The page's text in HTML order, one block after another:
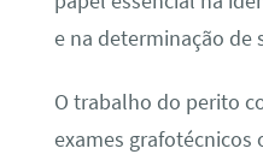
e na determinação de
O trabalho do perito
exames grafotécnicos